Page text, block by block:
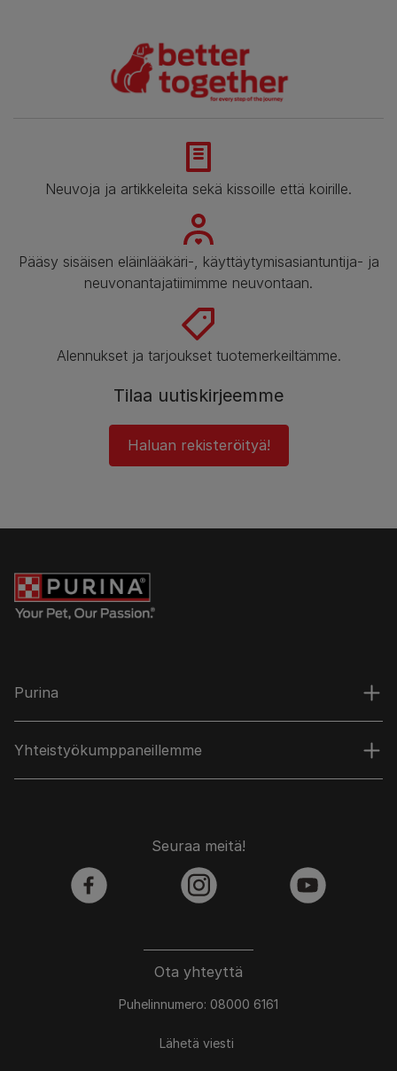
Neuvoja ja artikkeleita sekä kissoille että koirille.
Pääsy sisäisen eläinlääkäri-, käyttäytymisasiantuntija- ja
neuvonantajatiimimme neuvontaan.
Alennukset ja tarjoukset tuotemerkeiltämme.
Tilaa uutiskirjeemme
Haluan rekisteröityä!
Purina
Yhteistyökumppaneillemme
Ota yhteyttä
Puhelinnumero: 08000 6161
Lähetä viesti
Seuraa meitä!
facebook instagram youtube